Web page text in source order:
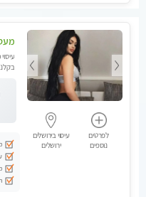
לפרטים
נוספים
עיסוי בירושלים
ירושלים